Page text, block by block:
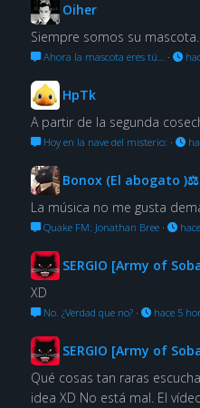
Oiher
Siempre somos su mascota.
Ahora la mascota eres tú… ·
HpTk
A partir de la segunda
Hoy en la nave del misterio: ·
Bonox (El abogato )⚖
La música no me gusta
Quake FM: Jonathan Bree·
SERGIO [Army of
XD
No. ¿Verdad que no?· hace 5
SERGIO [Army of
Qué cosas tan raras
idea XD No está mal. El